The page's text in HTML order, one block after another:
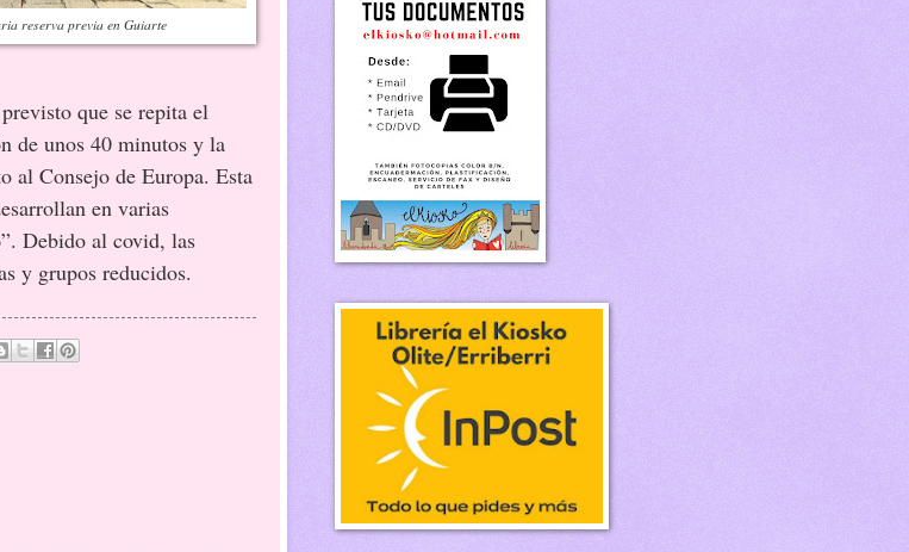
reserva previa en Guiarte
que se repita el
de unos 40 minutos y la
al Consejo de Europa. Esta
en varias
Debido al covid, las
y grupos reducidos.